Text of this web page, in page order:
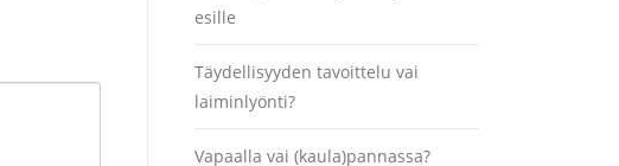
esille
Täydellisyyden tavoittelu vai
laiminlyönti?
Vapaalla vai (kaula)pannassa?